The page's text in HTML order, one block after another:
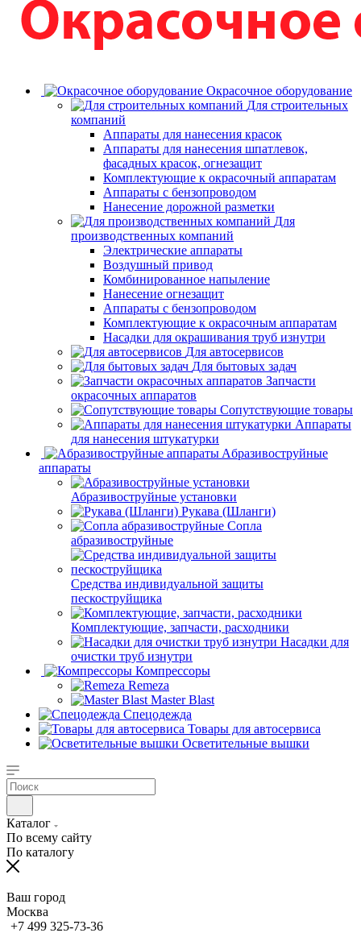
Окрасочное оборудование
Для строительных
компаний
Аппараты для нанесения красок
Аппараты для нанесения шпатлевок,
фасадных красок, огнезащит
Комплектующие к окрасочный аппаратам
Аппараты с бензопроводом
Нанесение дорожной разметки
Для
производственных компаний
Электрические аппараты
Воздушный привод
Комбинированное напыление
Нанесение огнезащит
Аппараты с бензопроводом
Комплектующие к окрасочным аппаратам
Насадки для окрашивания труб изнутри
Для автосервисов
Для бытовых задач
Запчасти
окрасочных аппаратов
Сопутствующие товары
Аппараты
для нанесения штукатурки
Aбразивоструйные
аппараты
Абразивоструйные установки
Рукава (Шланги)
Сопла
абразивоструйные
Средства индивидуальной защиты
пескоструйщика
Комплектующие, запчасти, расходники
Насадки для
очистки труб изнутри
Компрессоры
Remeza
Master Blast
Спецодежда
Товары для автосервиса
Осветительные вышки
Каталог
По всему сайту
По каталогу
Ваш город
Москва
+7 499 325-73-36